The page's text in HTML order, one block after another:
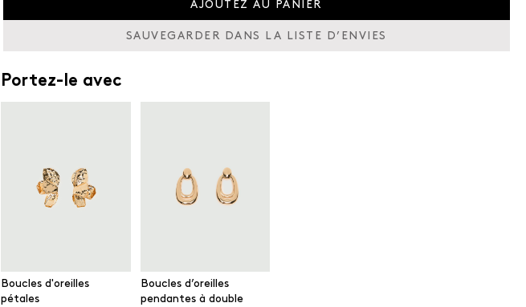
AJOUTEZ AU PANIER
SAUVEGARDER DANS LA LISTE D’ENVIES
Portez-le avec
Boucles d'oreilles
pétales
Boucles d’oreilles
pendantes à double